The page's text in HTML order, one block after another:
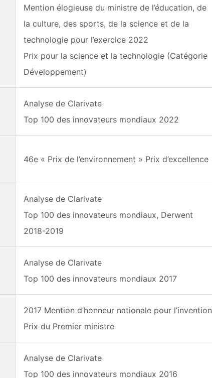
Mention élogieuse du ministre de l’éducation, de
la culture, des sports, de la science et de la
technologie pour l’exercice 2022
Prix pour la science et la technologie (Catégorie
Développement)
Analyse de Clarivate
Top 100 des innovateurs mondiaux 2022
46e « Prix de l’environnement » Prix d’excellence
Analyse de Clarivate
Top 100 des innovateurs mondiaux, Derwent
2018-2019
Analyse de Clarivate
Top 100 des innovateurs mondiaux 2017
2017 Mention d’honneur nationale pour l’invention
Prix du Premier ministre
Analyse de Clarivate
Top 100 des innovateurs mondiaux 2016